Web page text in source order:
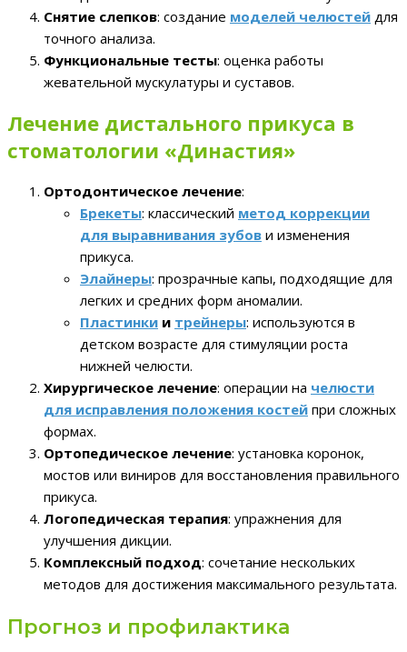
Снятие слепков: создание моделей челюстей для
точного анализа.
Функциональные тесты: оценка работы
жевательной мускулатуры и суставов.
Лечение дистального прикуса в
стоматологии «Династия»
Ортодонтическое лечение:
Брекеты: классический метод коррекции
для выравнивания зубов и изменения
прикуса.
Элайнеры: прозрачные капы, подходящие для
легких и средних форм аномалии.
Пластинки и трейнеры: используются в
детском возрасте для стимуляции роста
нижней челюсти.
Хирургическое лечение: операции на челюсти
для исправления положения костей при сложных
формах.
Ортопедическое лечение: установка коронок,
мостов или виниров для восстановления правильного
прикуса.
Логопедическая терапия: упражнения для
улучшения дикции.
Комплексный подход: сочетание нескольких
методов для достижения максимального результата.
Прогноз и профилактика